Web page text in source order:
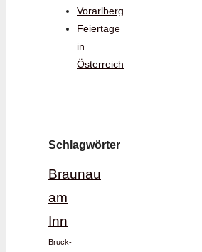
Vorarlberg
Feiertage
in
Österreich
Schlagwörter
Braunau
am
Inn
Bruck-